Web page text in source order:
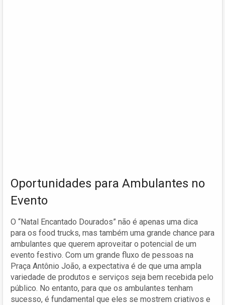
Oportunidades para Ambulantes no
Evento
O “Natal Encantado Dourados” não é apenas uma dica
para os food trucks, mas também uma grande chance para
ambulantes que querem aproveitar o potencial de um
evento festivo. Com um grande fluxo de pessoas na
Praça Antônio João, a expectativa é de que uma ampla
variedade de produtos e serviços seja bem recebida pelo
público. No entanto, para que os ambulantes tenham
sucesso, é fundamental que eles se mostrem criativos e